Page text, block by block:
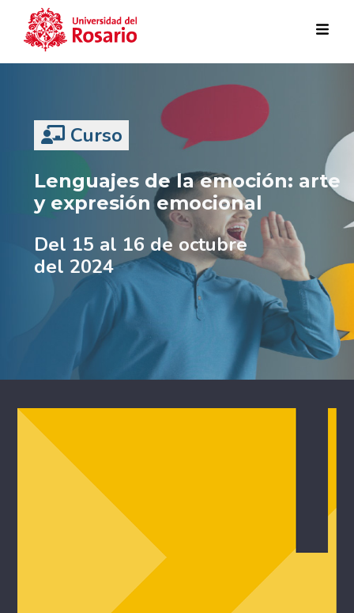
Curso
Lenguajes de la emoción: arte
y expresión emocional
Del 15 al 16 de octubre
del 2024